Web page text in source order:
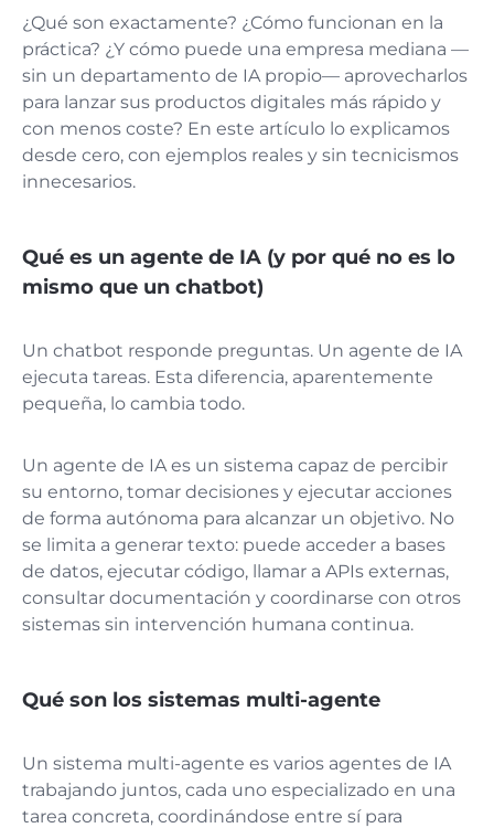
¿Qué son exactamente? ¿Cómo funcionan en la
práctica? ¿Y cómo puede una empresa mediana —
sin un departamento de IA propio— aprovecharlos
para lanzar sus productos digitales más rápido y
con menos coste? En este artículo lo explicamos
desde cero, con ejemplos reales y sin tecnicismos
innecesarios.
Qué es un agente de IA (y por qué no es lo
mismo que un chatbot)
Un chatbot responde preguntas. Un agente de IA
ejecuta tareas. Esta diferencia, aparentemente
pequeña, lo cambia todo.
Un agente de IA es un sistema capaz de percibir
su entorno, tomar decisiones y ejecutar acciones
de forma autónoma para alcanzar un objetivo. No
se limita a generar texto: puede acceder a bases
de datos, ejecutar código, llamar a APIs externas,
consultar documentación y coordinarse con otros
sistemas sin intervención humana continua.
Qué son los sistemas multi-agente
Un sistema multi-agente es varios agentes de IA
trabajando juntos, cada uno especializado en una
tarea concreta, coordinándose entre sí para